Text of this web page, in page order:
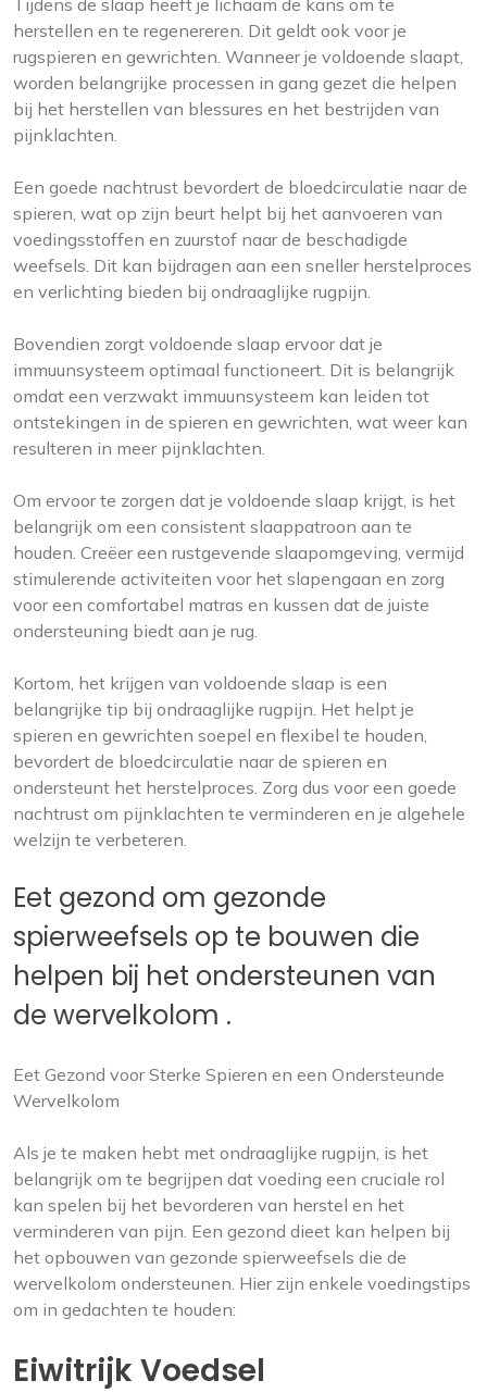
Tijdens de slaap heeft je lichaam de kans om te
herstellen en te regenereren. Dit geldt ook voor je
rugspieren en gewrichten. Wanneer je voldoende slaapt,
worden belangrijke processen in gang gezet die helpen
bij het herstellen van blessures en het bestrijden van
pijnklachten.
Een goede nachtrust bevordert de bloedcirculatie naar de
spieren, wat op zijn beurt helpt bij het aanvoeren van
voedingsstoffen en zuurstof naar de beschadigde
weefsels. Dit kan bijdragen aan een sneller herstelproces
en verlichting bieden bij ondraaglijke rugpijn.
Bovendien zorgt voldoende slaap ervoor dat je
immuunsysteem optimaal functioneert. Dit is belangrijk
omdat een verzwakt immuunsysteem kan leiden tot
ontstekingen in de spieren en gewrichten, wat weer kan
resulteren in meer pijnklachten.
Om ervoor te zorgen dat je voldoende slaap krijgt, is het
belangrijk om een consistent slaappatroon aan te
houden. Creëer een rustgevende slaapomgeving, vermijd
stimulerende activiteiten voor het slapengaan en zorg
voor een comfortabel matras en kussen dat de juiste
ondersteuning biedt aan je rug.
Kortom, het krijgen van voldoende slaap is een
belangrijke tip bij ondraaglijke rugpijn. Het helpt je
spieren en gewrichten soepel en flexibel te houden,
bevordert de bloedcirculatie naar de spieren en
ondersteunt het herstelproces. Zorg dus voor een goede
nachtrust om pijnklachten te verminderen en je algehele
welzijn te verbeteren.
Eet gezond om gezonde
spierweefsels op te bouwen die
helpen bij het ondersteunen van
de wervelkolom .
Eet Gezond voor Sterke Spieren en een Ondersteunde
Wervelkolom
Als je te maken hebt met ondraaglijke rugpijn, is het
belangrijk om te begrijpen dat voeding een cruciale rol
kan spelen bij het bevorderen van herstel en het
verminderen van pijn. Een gezond dieet kan helpen bij
het opbouwen van gezonde spierweefsels die de
wervelkolom ondersteunen. Hier zijn enkele voedingstips
om in gedachten te houden:
Eiwitrijk Voedsel